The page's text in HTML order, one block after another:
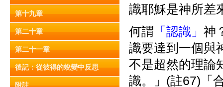
第十九章
第二十章
第二十一章
後記：從彼得的蛻變中反思
附註
識耶穌是神所差
何謂 「認識」 神
識要達到一個與
不是超然的理論
識。」(註67)「